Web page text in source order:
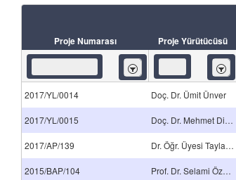
Proje Numarası Proje Yürütücüsü
İçeren İçeren
2017/YL/0014 Doç. Dr. Ümit Ünver
2017/YL/0015 Doç. Dr. Mehmet Direk
2017/AP/139 Dr. Öğr. Üyesi Taylan Güneş
2015/BAP/104 Prof. Dr. Selami Özcan